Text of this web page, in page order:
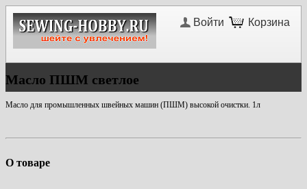
Корзина
Войти
Масло ПШМ светлое
Масло для промышленных швейных машин (ПШМ) высокой очистки. 1л
О товаре